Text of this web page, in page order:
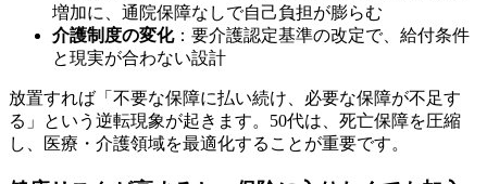
増加に、通院保障なしで自己負担が膨らむ
介護制度の変化：要介護認定基準の改定で、給付条件
と現実が合わない設計
放置すれば「不要な保障に払い続け、必要な保障が不足す
る」という逆転現象が起きます。50代は、死亡保障を圧縮
し、医療・介護領域を最適化することが重要です。